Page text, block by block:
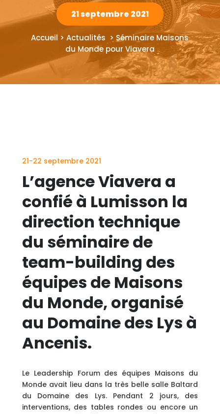
21 septembre 2021
Accueil > Actualités > Séminaire Maisons
du Monde pour Viavera
21-22 septembre 2021
L’agence Viavera a
confié à Lumisson la
direction technique
du séminaire de
team-building des
équipes de Maisons
du Monde, organisé
au Domaine des Lys à
Ancenis.
Le Leadership Forum des équipes Maisons du
Monde avait lieu dans la très belle salle Baltard
du Domaine des Lys. Pendant 2 jours, des
interventions, des tables rondes ou encore un